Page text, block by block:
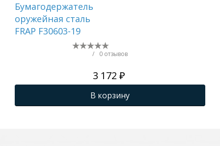
Бумагодержатель
оружейная сталь
FRAP F30603-19
/ 0 отзывов
3 172 ₽
В корзину